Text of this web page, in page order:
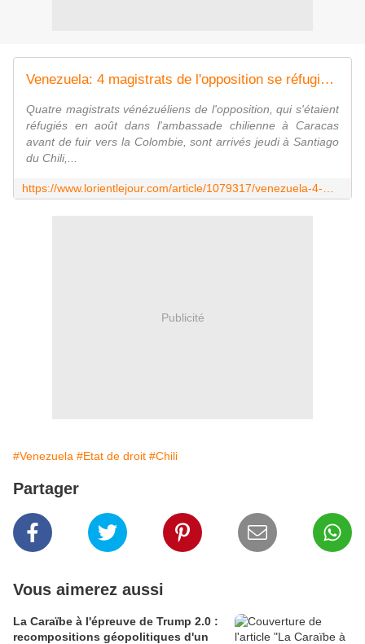
Venezuela: 4 magistrats de l'opposition se réfugient au Chili
Quatre magistrats vénézuéliens de l'opposition, qui s'étaient
réfugiés en août dans l'ambassade chilienne à Caracas
avant de fuir vers la Colombie, sont arrivés jeudi à Santiago
du Chili,...
Publicité
#Venezuela #Etat de droit #Chili
Partager
Vous aimerez aussi
La Caraïbe à l'épreuve de Trump 2.0 :
recompositions géopolitiques d'un